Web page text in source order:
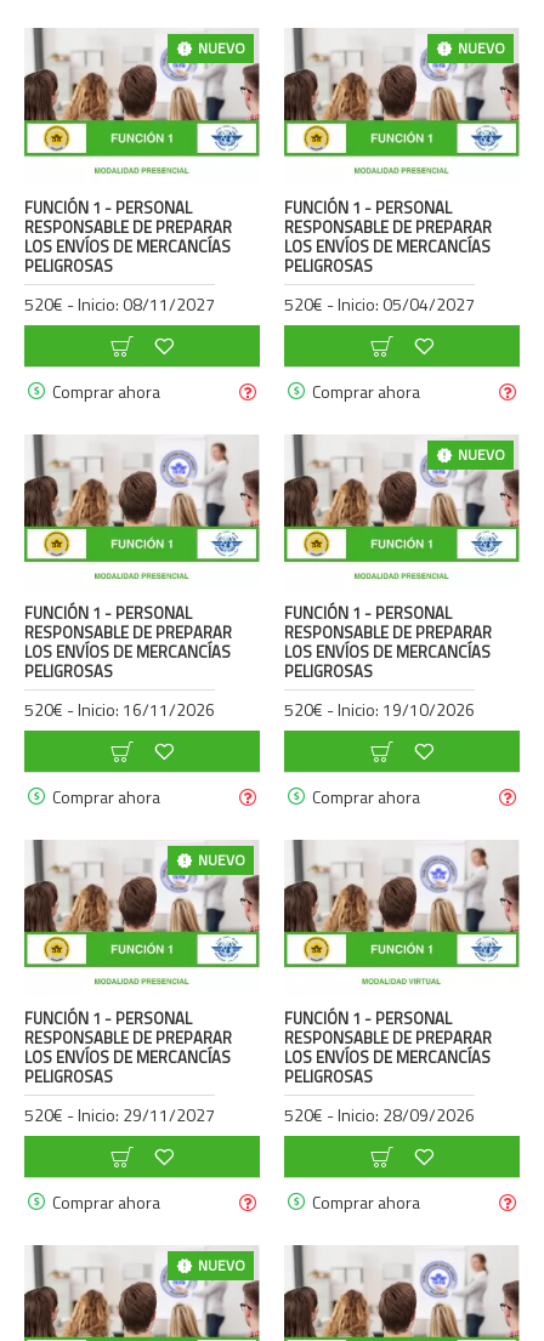
NUEVO
FUNCIÓN 1 - PERSONAL
RESPONSABLE DE PREPARAR
LOS ENVÍOS DE MERCANCÍAS
PELIGROSAS
520€ - Inicio: 08/11/2027
Comprar ahora
NUEVO
FUNCIÓN 1 - PERSONAL
RESPONSABLE DE PREPARAR
LOS ENVÍOS DE MERCANCÍAS
PELIGROSAS
520€ - Inicio: 05/04/2027
Comprar ahora
FUNCIÓN 1 - PERSONAL
RESPONSABLE DE PREPARAR
LOS ENVÍOS DE MERCANCÍAS
PELIGROSAS
520€ - Inicio: 16/11/2026
Comprar ahora
NUEVO
FUNCIÓN 1 - PERSONAL
RESPONSABLE DE PREPARAR
LOS ENVÍOS DE MERCANCÍAS
PELIGROSAS
520€ - Inicio: 19/10/2026
Comprar ahora
NUEVO
FUNCIÓN 1 - PERSONAL
RESPONSABLE DE PREPARAR
LOS ENVÍOS DE MERCANCÍAS
PELIGROSAS
520€ - Inicio: 29/11/2027
Comprar ahora
FUNCIÓN 1 - PERSONAL
RESPONSABLE DE PREPARAR
LOS ENVÍOS DE MERCANCÍAS
PELIGROSAS
520€ - Inicio: 28/09/2026
Comprar ahora
NUEVO